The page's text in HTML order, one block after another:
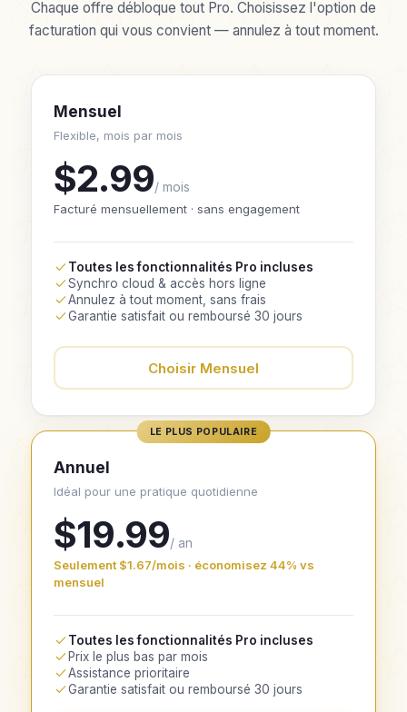
Chaque offre débloque tout Pro. Choisissez l'option de
facturation qui vous convient — annulez à tout moment.
Mensuel
Flexible, mois par mois
$2.99/ mois
Facturé mensuellement · sans engagement
Toutes les fonctionnalités Pro incluses
Synchro cloud & accès hors ligne
Annulez à tout moment, sans frais
Garantie satisfait ou remboursé 30 jours
Choisir Mensuel
LE PLUS POPULAIRE
Annuel
Idéal pour une pratique quotidienne
$19.99/ an
Seulement $1.67/mois · économisez 44% vs
mensuel
Toutes les fonctionnalités Pro incluses
Prix le plus bas par mois
Assistance prioritaire
Garantie satisfait ou remboursé 30 jours